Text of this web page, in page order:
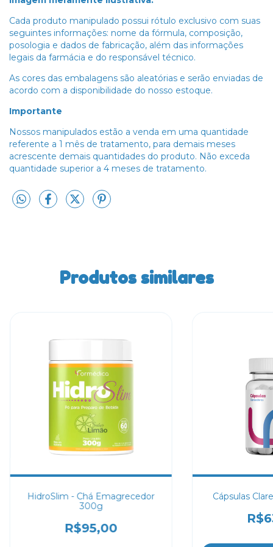
Cada produto manipulado possui rótulo exclusivo com suas
seguintes informações: nome da fórmula, composição,
posologia e dados de fabricação, além das informações
legais da farmácia e do responsável técnico.
As cores das embalagens são aleatórias e serão enviadas de
acordo com a disponibilidade do nosso estoque.
Importante
Nossos manipulados estão a venda em uma quantidade
referente a 1 mês de tratamento, para demais meses
acrescente demais quantidades do produto. Não exceda
quantidade superior a 4 meses de tratamento.
Produtos similares
HidroSlim - Chá Emagrecedor
300g
R$95,00
Cápsulas